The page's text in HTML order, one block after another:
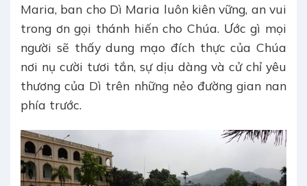
Maria, ban cho Dì Maria luôn kiên vững, an vui
trong ơn gọi thánh hiến cho Chúa. Ước gì mọi
người sẽ thấy dung mạo đích thực của Chúa
nơi nụ cười tươi tắn, sự dịu dàng và cử chỉ yêu
thương của Dì trên những nẻo đường gian nan
phía trước.